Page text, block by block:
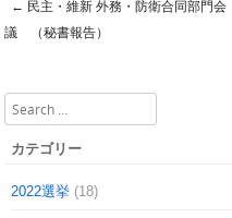
Post navigation
← 民主・維新 外務・防衛合同部門会
議 （秘書報告）
Search
カテゴリー
2022選挙 (18)